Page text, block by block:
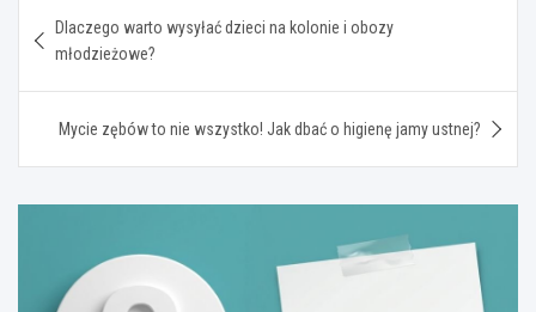
wpisu
Dlaczego warto wysyłać dzieci na kolonie i obozy
młodzieżowe?
Mycie zębów to nie wszystko! Jak dbać o higienę jamy ustnej?